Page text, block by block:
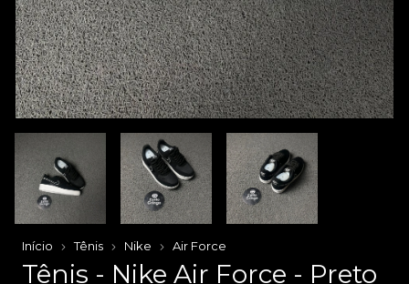
Início Tênis Nike Air Force
Tênis - Nike Air Force - Preto